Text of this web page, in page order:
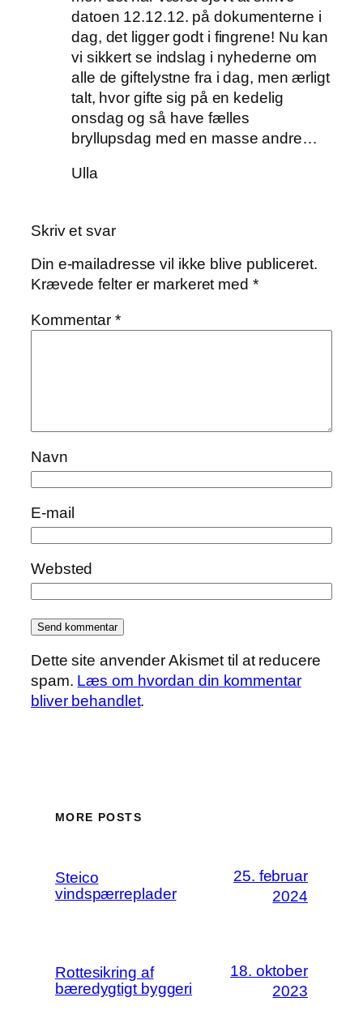
datoen 12.12.12. på dokumenterne i
dag, det ligger godt i fingrene! Nu kan
vi sikkert se indslag i nyhederne om
alle de giftelystne fra i dag, men ærligt
talt, hvor gifte sig på en kedelig
onsdag og så have fælles
bryllupsdag med en masse andre…
Ulla
Skriv et svar
Din e-mailadresse vil ikke blive publiceret.
Krævede felter er markeret med *
Kommentar*
Navn
E-mail
Websted
Dette site anvender Akismet til at reducere
spam. Læs om hvordan din kommentar
bliver behandlet.
MORE POSTS
Steico
vindspærreplader
25. februar
2024
Rottesikring af
bæredygtigt byggeri
18. oktober
2023